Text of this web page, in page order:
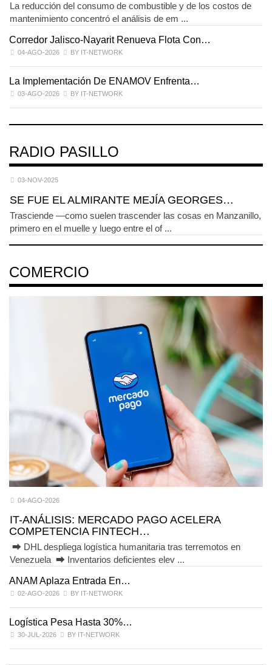
La reducción del consumo de combustible y de los costos de
mantenimiento concentró el análisis de em ...
Corredor Jalisco-Nayarit Renueva Flota Con…
04-AGO-2026 BY IT-NETWORK
La Implementación De ENAMOV Enfrenta…
03-AGO-2026 BY IT-NETWORK
RADIO PASILLO
03-NOV-2025
SE FUE EL ALMIRANTE MEJÍA GEORGES…
Trasciende —como suelen trascender las cosas en Manzanillo,
primero en el muelle y luego entre el of ...
COMERCIO
04-AGO-2026
IT-ANÁLISIS: MERCADO PAGO ACELERA
COMPETENCIA FINTECH…
⮕ DHL despliega logística humanitaria tras terremotos en
Venezuela ⮕ Inventarios deficientes elev ...
ANAM Aplaza Entrada En…
02-AGO-2026 BY IT-NETWORK
Logística Pesa Hasta 30%…
30-JUL-2026 BY IT-NETWORK